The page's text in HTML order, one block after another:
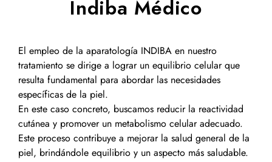
Indiba Médico
El empleo de la aparatología INDIBA en nuestro
tratamiento se dirige a lograr un equilibrio celular que
resulta fundamental para abordar las necesidades
específicas de la piel.
En este caso concreto, buscamos reducir la reactividad
cutánea y promover un metabolismo celular adecuado.
Este proceso contribuye a mejorar la salud general de la
piel, brindándole equilibrio y un aspecto más saludable.